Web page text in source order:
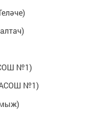
№1)
№1)